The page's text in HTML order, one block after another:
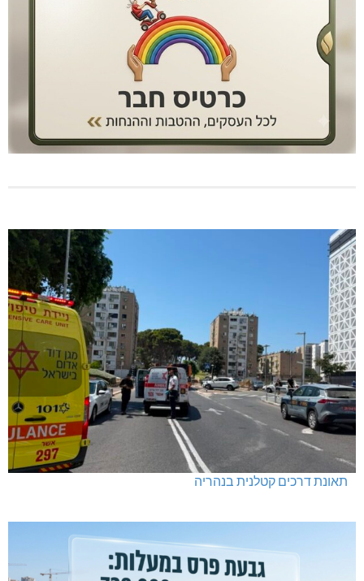
תאונת דרכים קטלנית בנהריה